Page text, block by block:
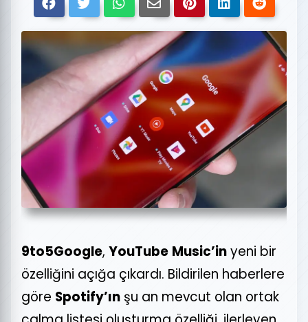
9to5Google, YouTube Music’inyeni bir
özelliğini açığa çıkardı. Bildirilen haberlere
göre Spotify’ın şu an mevcut olan ortak